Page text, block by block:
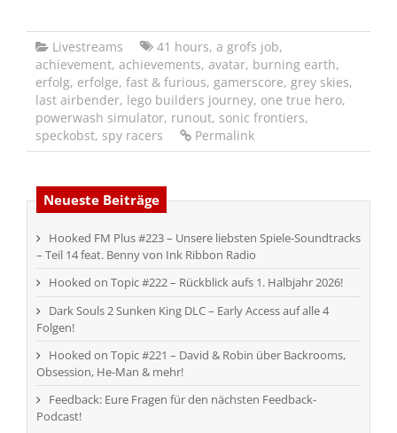
Livestreams 41 hours, a grofs job,
achievement, achievements, avatar, burning earth,
erfolg, erfolge, fast & furious, gamerscore, grey skies,
last airbender, lego builders journey, one true hero,
powerwash simulator, runout, sonic frontiers,
speckobst, spy racers Permalink
Neueste Beiträge
Hooked FM Plus #223 – Unsere liebsten Spiele-Soundtracks
– Teil 14 feat. Benny von Ink Ribbon Radio
Hooked on Topic #222 – Rückblick aufs 1. Halbjahr 2026!
Dark Souls 2 Sunken King DLC – Early Access auf alle 4
Folgen!
Hooked on Topic #221 – David & Robin über Backrooms,
Obsession, He-Man & mehr!
Feedback: Eure Fragen für den nächsten Feedback-
Podcast!